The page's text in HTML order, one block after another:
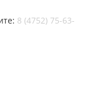
8 (4752) 75-63-